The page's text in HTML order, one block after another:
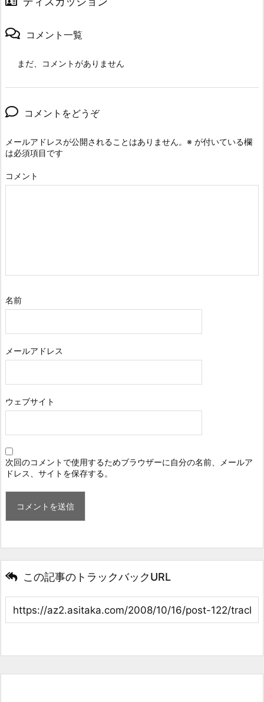
コメント一覧
まだ、コメントがありません
コメントをどうぞ
メールアドレスが公開されることはありません。 ※ が付いている欄
は必須項目です
コメント
名前
メールアドレス
ウェブサイト
次回のコメントで使用するためブラウザーに自分の名前、メールア
ドレス、サイトを保存する。
この記事のトラックバックURL